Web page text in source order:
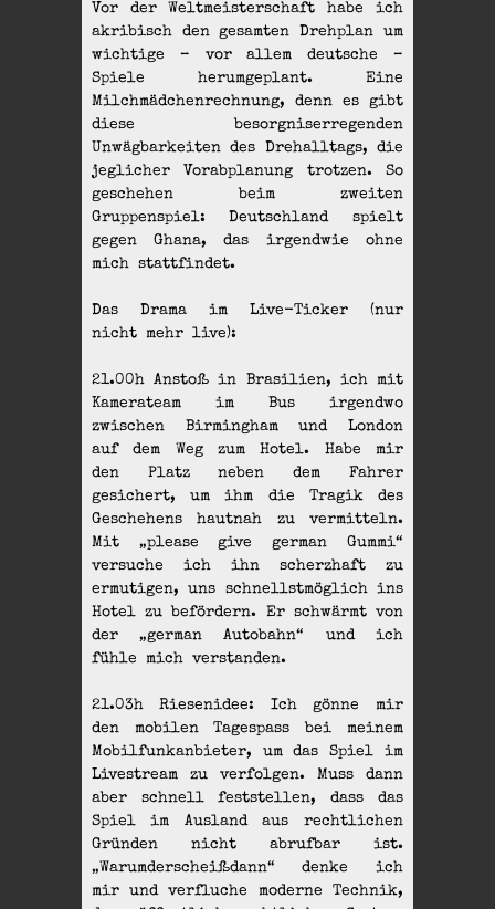
Vor der Weltmeisterschaft habe ich
akribisch den gesamten Drehplan um
wichtige – vor allem deutsche –
Spiele herumgeplant. Eine
Milchmädchenrechnung, denn es gibt
diese besorgniserregenden
Unwägbarkeiten des Drehalltags, die
jeglicher Vorabplanung trotzen. So
geschehen beim zweiten
Gruppenspiel: Deutschland spielt
gegen Ghana, das irgendwie ohne
mich stattfindet.
Das Drama im Live-Ticker (nur
nicht mehr live):
21.00h Anstoß in Brasilien, ich mit
Kamerateam im Bus irgendwo
zwischen Birmingham und London
auf dem Weg zum Hotel. Habe mir
den Platz neben dem Fahrer
gesichert, um ihm die Tragik des
Geschehens hautnah zu vermitteln.
Mit „please give german Gummi“
versuche ich ihn scherzhaft zu
ermutigen, uns schnellstmöglich ins
Hotel zu befördern. Er schwärmt von
der „german Autobahn“ und ich
fühle mich verstanden.
21.03h Riesenidee: Ich gönne mir
den mobilen Tagespass bei meinem
Mobilfunkanbieter, um das Spiel im
Livestream zu verfolgen. Muss dann
aber schnell feststellen, dass das
Spiel im Ausland aus rechtlichen
Gründen nicht abrufbar ist.
„Warumderscheißdann“ denke ich
mir und verfluche moderne Technik,